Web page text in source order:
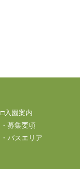
□入園案内
・募集要項
・バスエリア